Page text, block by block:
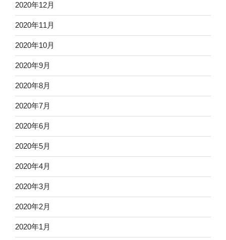
2020年12月
2020年11月
2020年10月
2020年9月
2020年8月
2020年7月
2020年6月
2020年5月
2020年4月
2020年3月
2020年2月
2020年1月